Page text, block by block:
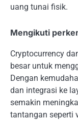
uang tunai fisik.
Mengikuti
Cryptocurrency
besar untuk
Dengan
dan integrasi ke
semakin
tantangan seperti